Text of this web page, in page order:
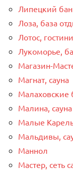
Липецкий
Лоза, база
Лотос,
Лукоморье,
Магазин-
Магнат, сауна
Малаховские
Малина, сауна
Малые
Мальдивы,
Маннол
Мастер, сеть